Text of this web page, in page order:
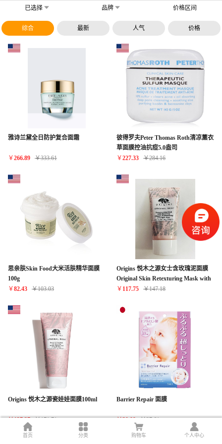
已选择 品牌 价格区间
综合 最新 人气 价格
雅诗兰黛全日防护复合面霜
￥266.89 ￥333.61
彼得罗夫Peter Thomas Roth清凉薰衣
草面膜控油抗痘5.0盎司
￥227.33 ￥284.16
思亲肤Skin Food大米活肤精华面膜
100g
￥82.43 ￥103.03
Origins 悦木之源女士含玫瑰泥面膜
Original Skin Retexturing Mask with
Rose Clay 1 fl.oz./30ml
￥ 117.75 ￥147.18
Origins 悦木之源瓷娃娃面膜100ml
￥137.37 ￥171.71
Barrier Repair 面膜
￥30.09 ￥37.61
首页 分类 购物车 个人中心